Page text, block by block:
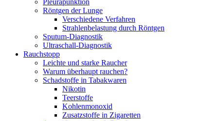
Pleurapunktion
Röntgen der Lunge
Verschiedene Verfahren
Strahlenbelastung durch Röntgen
Sputum-Diagnostik
Ultraschall-Diagnostik
Rauchstopp
Leichte und starke Raucher
Warum überhaupt rauchen?
Schadstoffe in Tabakwaren
Nikotin
Teerstoffe
Kohlenmonoxid
Zusatzstoffe in Zigaretten